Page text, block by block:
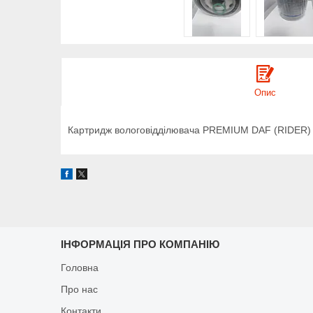
Опис
Картридж вологовідділювача PREMIUM DAF (RIDER)
ІНФОРМАЦІЯ ПРО КОМПАНІЮ
Головна
Про нас